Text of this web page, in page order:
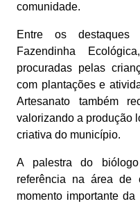
comunidade.
Entre os destaques
Fazendinha
procuradas pelas
com plantações e
Artesanato também
valorizando a produção
criativa do município.
A palestra do
referência na área de
momento importante